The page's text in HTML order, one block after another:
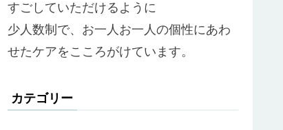
すごしていただけるように
少人数制で、お一人お一人の個性にあわ
せたケアをこころがけています。
カテゴリー